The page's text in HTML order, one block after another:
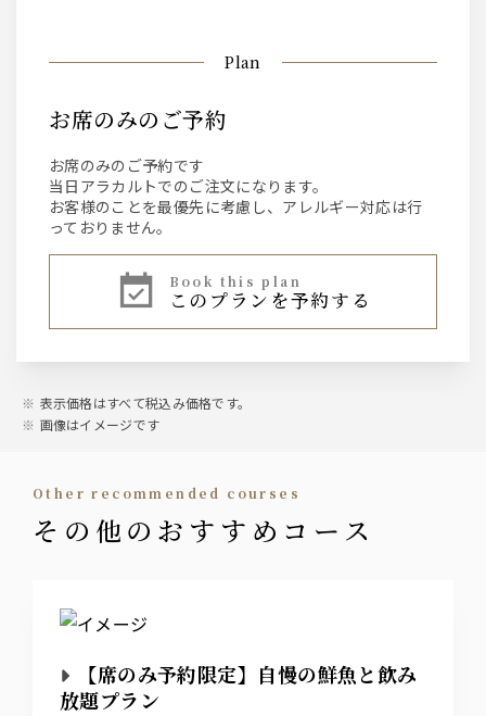
Plan
お席のみのご予約
お席のみのご予約です
当日アラカルトでのご注文になります。
お客様のことを最優先に考慮し、アレルギー対応は行
っておりません。
book this plan
このプランを予約する
表示価格はすべて税込み価格です。
画像はイメージです
other recommended courses
その他のおすすめコース
【席のみ予約限定】自慢の鮮魚と飲み
放題プラン